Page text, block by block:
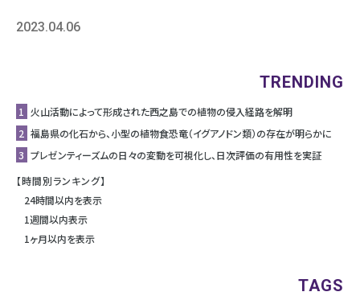
2023.04.06
TRENDING
1 ⽕⼭活動によって形成された⻄之島での植物の侵⼊経路を解明
2 福島県の化石から、小型の植物食恐竜（イグアノドン類）の存在が明らかに
3 プレゼンティーズムの日々の変動を可視化し、日次評価の有用性を実証
【時間別ランキング】
24時間以内を表示
1週間以内表示
1ヶ月以内を表示
TAGS